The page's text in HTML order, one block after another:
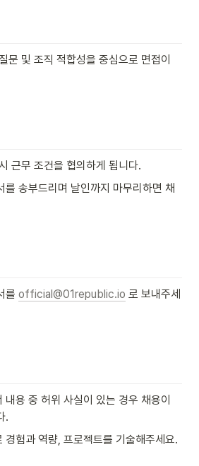
문 및 조직 적합성을 중심으로 면접이
근무 조건을 협의하게 됩니다.
를 송부드리며 날인까지 마무리하면 채
를 official@01republic.io 로 보내주세
내용 중 허위 사실이 있는 경우 채용이
.
경험과 역량, 프로젝트를 기술해주세요.